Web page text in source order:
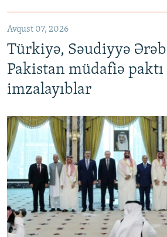
Avqust 07, 2026
Türkiyə, Səudiyyə
Pakistan müdafiə paktı
imzalayıblar